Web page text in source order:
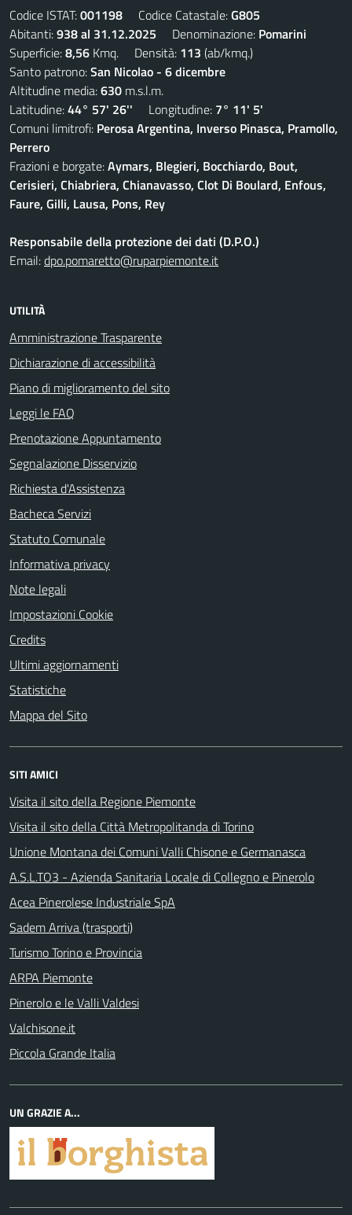
Codice ISTAT:001198 Codice Catastale:G805
Abitanti:938 al 31.12.2025 Denominazione: Pomarini
Superficie:8,56 Kmq. Densità: 113 (ab/kmq.)
Santo patrono:San Nicolao - 6 dicembre
Altitudine media:630 m.s.l.m.
Latitudine:44° 57' 26'' Longitudine: 7° 11' 5'
Comuni limitrofi: Perosa Argentina, Inverso Pinasca, Pramollo,
Perrero
Frazioni e borgate:Aymars, Blegieri, Bocchiardo, Bout,
Cerisieri, Chiabriera, Chianavasso, Clot Di Boulard, Enfous,
Faure, Gilli, Lausa, Pons, Rey
Responsabile della protezione dei dati (D.P.O.)
Email:dpo.pomaretto@ruparpiemonte.it
UTILITÀ
Amministrazione Trasparente
Dichiarazione di accessibilità
Piano di miglioramento del sito
Leggi le FAQ
Prenotazione Appuntamento
Segnalazione Disservizio
Richiesta d'Assistenza
Bacheca Servizi
Statuto Comunale
Informativa privacy
Note legali
Impostazioni Cookie
Credits
Ultimi aggiornamenti
Statistiche
Mappa del Sito
SITI AMICI
Visita il sito della Regione Piemonte
Visita il sito della Città Metropolitanda di Torino
Unione Montana dei Comuni Valli Chisone e Germanasca
A.S.L.TO3 - Azienda Sanitaria Locale di Collegno e Pinerolo
Acea Pinerolese Industriale SpA
Sadem Arriva (trasporti)
Turismo Torino e Provincia
ARPA Piemonte
Pinerolo e le Valli Valdesi
Valchisone.it
Piccola Grande Italia
UN GRAZIE A...